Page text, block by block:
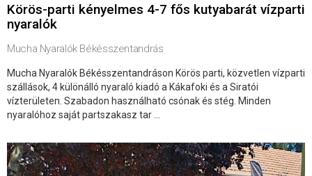
Körös-parti kényelmes 4-7 fős kutyabarát vízparti
nyaralók
Mucha Nyaralók Békésszentandrás
Mucha Nyaralók Békésszentandráson Körös parti, közvetlen vízparti
szállások, 4 különálló nyaraló kiadó a Kákafoki és a Siratói
vízterületen. Szabadon használható csónak és stég. Minden
nyaralóhoz saját partszakasz tar ...